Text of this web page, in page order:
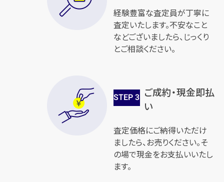
経験豊富な査定員が丁寧に
査定いたします。不安なこと
などございましたら、じっくり
とご相談ください。
STEP3 ご成約・現金即払
い
査定価格にご納得いただけ
ましたら、お売りください。そ
の場で現金をお支払いいたし
ます。